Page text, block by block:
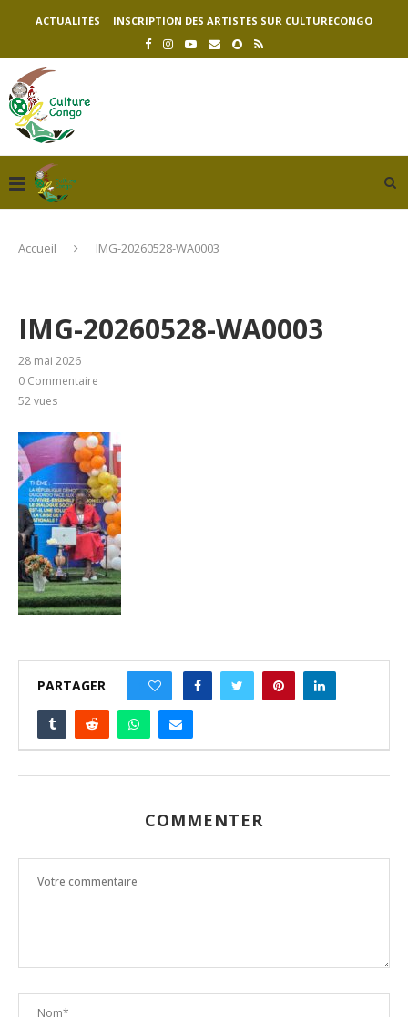
ACTUALITÉS INSCRIPTION DES ARTISTES SUR CULTURECONGO
Accueil IMG-20260528-WA0003
IMG-20260528-WA0003
28 mai 2026
0 Commentaire
52vues
PARTAGER
COMMENTER